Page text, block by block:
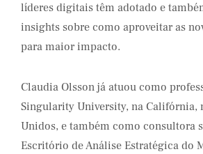
líderes digitais têm adotado e
insights sobre como aproveitar as
para maior impacto.
Claudia Olsson já atuou como
Singularity University, na Califórnia,
Unidos, e também como consultora
Escritório de Análise Estratégica do